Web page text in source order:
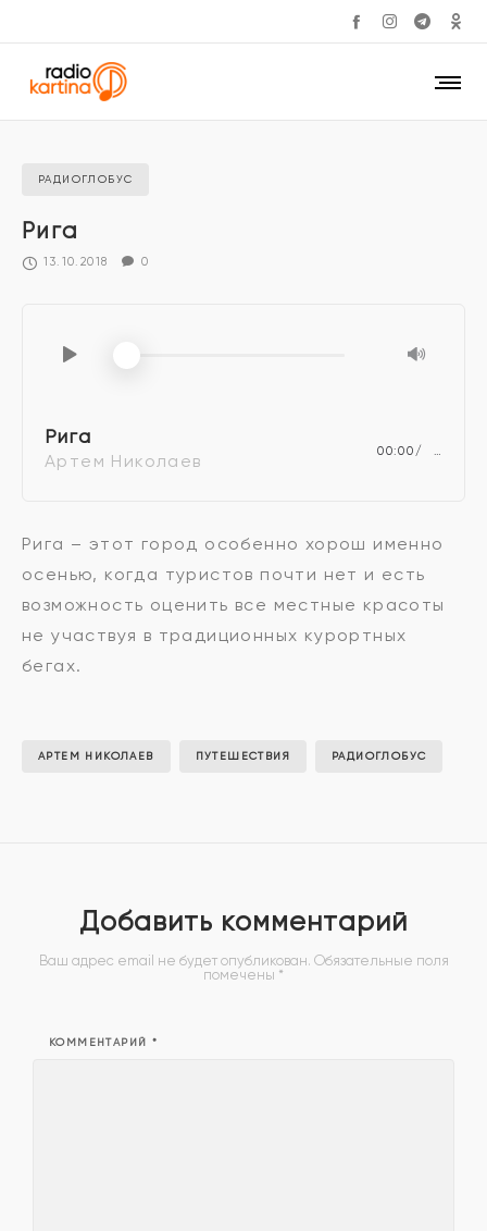
РАДИОГЛОБУС
Рига
13.10.2018 0
Рига
Артем Николаев 00:00 …
Рига – этот город особенно хорош именно
осенью, когда туристов почти нет и есть
возможность оценить все местные красоты
не участвуя в традиционных курортных
бегах.
АРТЕМ НИКОЛАЕВ ПУТЕШЕСТВИЯ РАДИОГЛОБУС
Добавить комментарий
Ваш адрес email не будет опубликован. Обязательные поля
помечены *
КОММЕНТАРИЙ *